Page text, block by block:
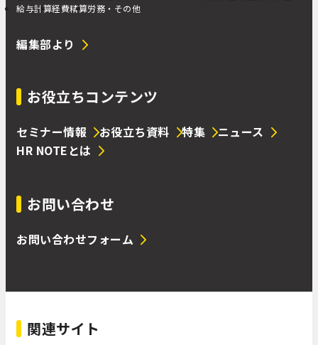
給与計算経費精算労務・その他
編集部より
お役立ちコンテンツ
セミナー情報 お役立ち資料 特集
ニュース
HR NOTEとは
お問い合わせ
お問い合わせフォーム
関連サイト